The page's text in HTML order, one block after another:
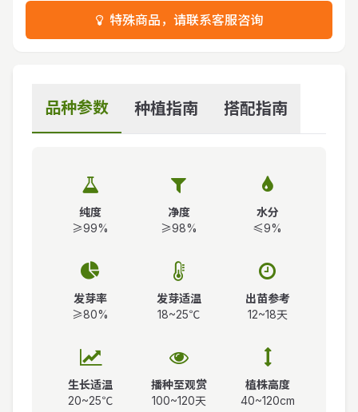
特殊商品，请联系客服咨询
品种参数 种植指南 搭配指南
纯度
≥99%
净度
≥98%
水分
≤9%
发芽率
≥80%
发芽适温
18~25℃
出苗参考
12~18天
生长适温
20~25℃
播种至观赏
100~120天
植株高度
40~120cm